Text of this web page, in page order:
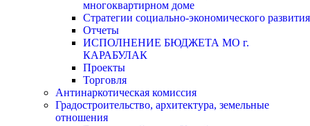
многоквартирном доме
Стратегии социально-экономического развития
Отчеты
ИСПОЛНЕНИЕ БЮДЖЕТА МО г.
КАРАБУЛАК
Проекты
Торговля
Антинаркотическая комиссия
Градостроительство, архитектура, земельные
отношения